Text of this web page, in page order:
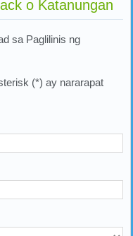
o Katanungan
sa Paglilinis ng
(*) ay nararapat